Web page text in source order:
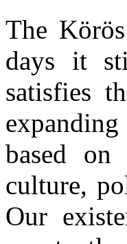
The
days it
satisfies
based
culture,
Our